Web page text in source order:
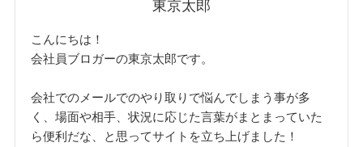
東京太郎
こんにちは！
会社員ブロガーの東京太郎です。
会社でのメールでのやり取りで悩んでしまう事が多
く、場面や相手、状況に応じた言葉がまとまっていた
ら便利だな、と思ってサイトを立ち上げました！